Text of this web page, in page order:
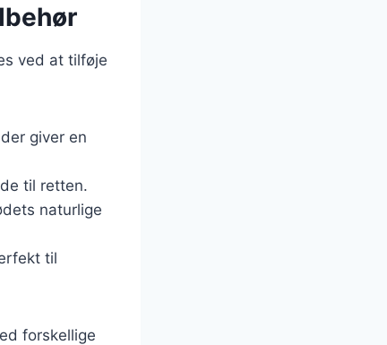
ved at tilføje
giver en
til retten.
naturlige
til
forskellige